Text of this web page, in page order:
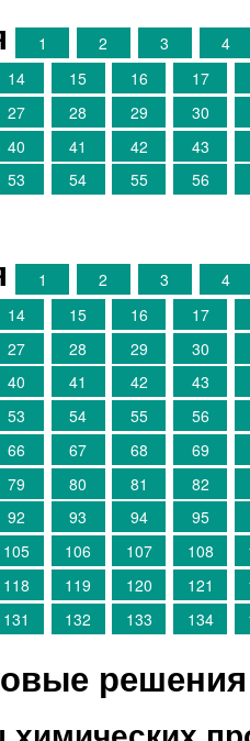
1 2 3 4
14 15 16 17
27 28 29 30
40 41 42 43
53 54 55 56
1 2 3 4
14 15 16 17
27 28 29 30
40 41 42 43
53 54 55 56
66 67 68 69
79 80 81 82
92 93 94 95
105 106 107 108
118 119 120 121
131 132 133 134
решения